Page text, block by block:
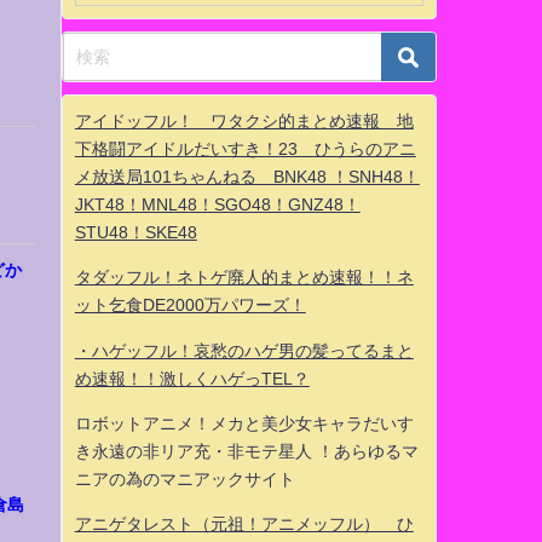
か
島
アイドッフル！ ワタクシ的まとめ速報 地
下格闘アイドルだいすき！23 ひうらのアニ
メ放送局101ちゃんねる BNK48 ！SNH48！
JKT48！MNL48！SGO48！GNZ48！
STU48！SKE48
タダッフル！ネトゲ廃人的まとめ速報！！ネ
ット乞食DE2000万パワーズ！
・ハゲッフル！哀愁のハゲ男の髪ってるまと
め速報！！激しくハゲっTEL？
ロボットアニメ！メカと美少女キャラだいす
き永遠の非リア充・非モテ星人 ！あらゆるマ
ニアの為のマニアックサイト
アニゲタレスト（元祖！アニメッフル） ひ